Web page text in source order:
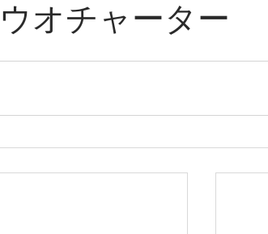
オチャーター